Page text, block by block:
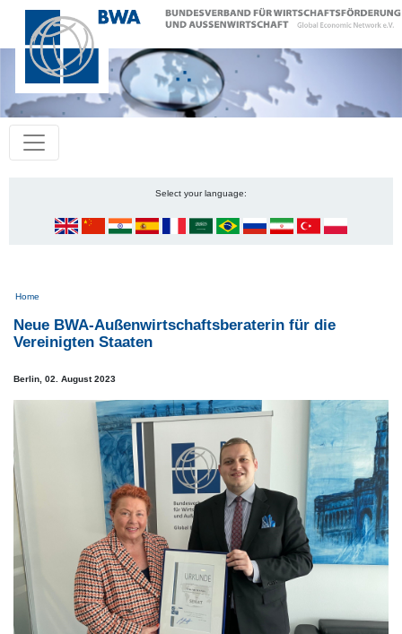
Select your language:
Pfadnavigation
Home
Neue BWA-Außenwirtschaftsberaterin für die
Vereinigten Staaten
Berlin, 02. August 2023